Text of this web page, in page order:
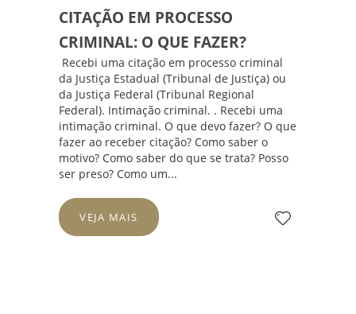
CITAÇÃO EM PROCESSO
CRIMINAL: O QUE FAZER?
Recebi uma citação em processo criminal
da Justiça Estadual (Tribunal de Justiça) ou
da Justiça Federal (Tribunal Regional
Federal). Intimação criminal. . Recebi uma
intimação criminal. O que devo fazer? O que
fazer ao receber citação? Como saber o
motivo? Como saber do que se trata? Posso
ser preso? Como um...
VEJA MAIS